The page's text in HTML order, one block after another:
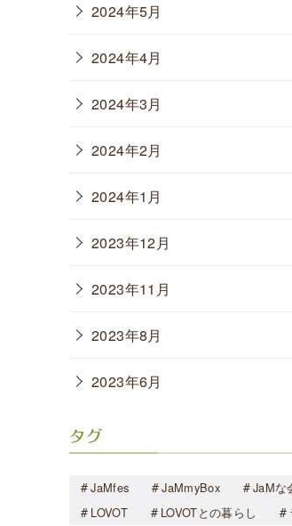
2024年5月
2024年4月
2024年3月
2024年2月
2024年1月
2023年12月
2023年11月
2023年8月
2023年6月
タグ
JaMfes JaMmyBox
JaMな
LOVOT
LOVOTとの暮らし